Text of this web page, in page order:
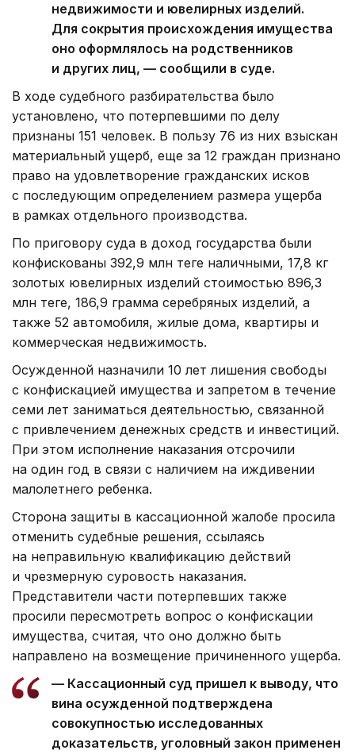
недвижимости и ювелирных изделий.
Для сокрытия происхождения имущества
оно оформлялось на родственников
и других лиц, — сообщили в суде.
В ходе судебного разбирательства было
установлено, что потерпевшими по делу
признаны 151 человек. В пользу 76 из них взыскан
материальный ущерб, еще за 12 граждан признано
право на удовлетворение гражданских исков
с последующим определением размера ущерба
в рамках отдельного производства.
По приговору суда в доход государства были
конфискованы 392,9 млн теңге наличными, 17,8 кг
золотых ювелирных изделий стоимостью 896,3
млн теңге, 186,9 грамма серебряных изделий, а
также 52 автомобиля, жилые дома, квартиры и
коммерческая недвижимость.
Осужденной назначили 10 лет лишения свободы
с конфискацией имущества и запретом в течение
семи лет заниматься деятельностью, связанной
с привлечением денежных средств и инвестиций.
При этом исполнение наказания отсрочили
на один год в связи с наличием на иждивении
малолетнего ребенка.
Сторона защиты в кассационной жалобе просила
отменить судебные решения, ссылаясь
на неправильную квалификацию действий
и чрезмерную суровость наказания.
Представители части потерпевших также
просили пересмотреть вопрос о конфискации
имущества, считая, что оно должно быть
направлено на возмещение причиненного ущерба.
— Кассационный суд пришел к выводу, что
вина осужденной подтверждена
совокупностью исследованных
доказательств, уголовный закон применен